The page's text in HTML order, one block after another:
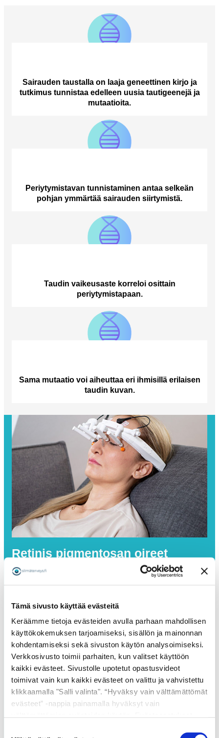
Tämä sivusto käyttää evästeitä
Keräämme tietoja evästeiden avulla parhaan mahdollisen
käyttökokemuksen tarjoamiseksi, sisällön ja mainonnan
kohdentamiseksi sekä sivuston käytön analysoimiseksi.
Verkkosivusto toimii parhaiten, kun valitset käyttöön
kaikki evästeet. Sivustolle upotetut opastusvideot
toimivat vain kun kaikki evästeet on valittu ja vahvistettu
klikkaamalla "Salli valinta". “Hyväksy vain välttämättömät
evästeet” -nappia painamalla hyväksyt vain
Sairauden taustalla on laaja geneettinen kirjo ja
tutkimus tunnistaa edelleen uusia tautigeenejä ja
mutaatioita.
Periytymistavan tunnistaminen antaa selkeän
pohjan ymmärtää sairauden siirtymistä.
Taudin vaikeusaste korreloi osittain
periytymistapaan.
Sama mutaatio voi aiheuttaa eri ihmisillä erilaisen
taudin kuvan.
Retinis pigmentosan oireet
Retinis pigmentosan ensioire on tavallisesti
, joka johtuu
Tämän jälkeen kehittyy perifeerisen
näkökentän
kaventuminen, joka voi edetä vuosien kuluessa
putkinäöksi.
Oireisiin kuuluu usein myös
häikäisyherkkyyttä, värinäön häiriöitä ja
näöntarkkuuden laskua, ja taudin
loppuvaiheessa voi ilmetä myös keskikentän
näön heikkenemistä fotoreseptorien
tuhoutumisen tai kystisen makulaturvotuksen
seurauksena.